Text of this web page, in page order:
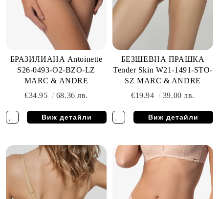
БРАЗИЛИАНА Antoinette
S26-0493-O2-BZO-LZ
MARC & ANDRE
€34.95
68.36 лв.
Виж детайли
БЕЗШЕВНА ПРАШКА
Tender Skin W21-1491-STO-
SZ MARC & ANDRE
€19.94
39.00 лв.
Виж детайли